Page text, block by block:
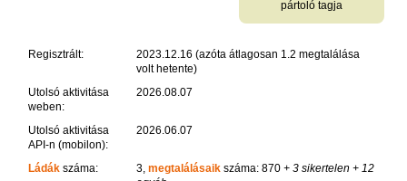
pártoló tagja
Regisztrált:
2023.12.16 (azóta átlagosan 1.2 megtalálása
volt hetente)
Utolsó aktivitása
weben:
2026.08.07
Utolsó aktivitása
API-n (mobilon):
2026.06.07
Ládákszáma: 3, megtalálásaikszáma: 870+ 3 sikertelen + 12